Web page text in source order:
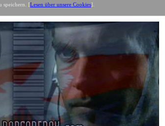
speichern. [Lesen über unsere Cookies].